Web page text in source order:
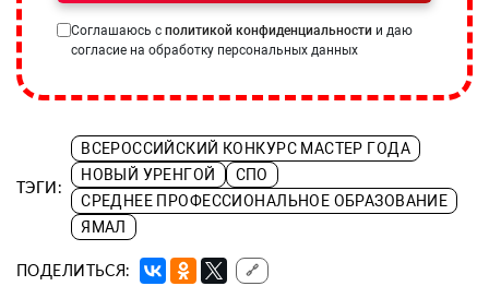
Соглашаюсь с политикой конфиденциальности и даю
согласие на обработку персональных данных
ТЭГИ:
ВСЕРОССИЙСКИЙ КОНКУРС МАСТЕР ГОДА
НОВЫЙ УРЕНГОЙ
СПО
СРЕДНЕЕ ПРОФЕССИОНАЛЬНОЕ ОБРАЗОВАНИЕ
ЯМАЛ
ПОДЕЛИТЬСЯ: 🔗